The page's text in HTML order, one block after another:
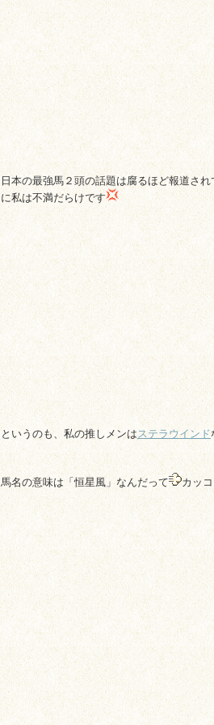
日本の最強馬２頭の話題は腐るほど報道さ
に私は不満だらけです
というのも、私の推しメンはステラウインド
馬名の意味は「恒星風」なんだって カッ